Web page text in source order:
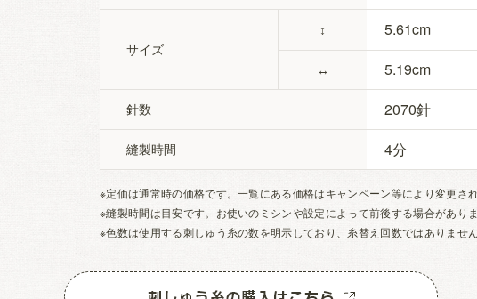
サイズ
↕
↔
5.61
5.19
針数 2070
縫製時間 4
※定価は通常時の価格です。一覧にある価格はキャンペーン等により変更さ
※縫製時間は目安です。お使いのミシンや設定によって前後する場合がありま
※色数は使用する刺しゅう糸の数を明示しており、糸替え回数ではありません